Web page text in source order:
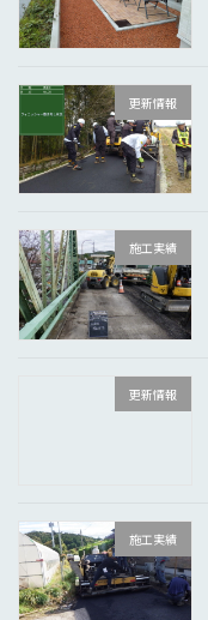
更新情報
施工実績
更新情報
施工実績